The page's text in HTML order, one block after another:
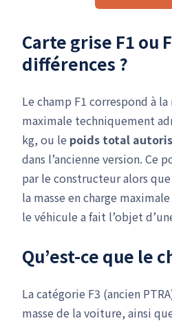
Carte grise F1 ou
différences ?
Le champ F1 correspond à la
maximale techniquement
kg, ou le poids total
dans l’ancienne version. Ce
par le constructeur alors
la masse en charge
le véhicule a fait l’objet
Qu’est-ce que le
La catégorie F3 (ancien
masse de la voiture, ainsi